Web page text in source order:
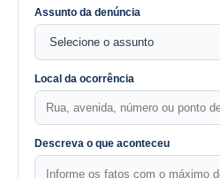
Assunto da denúncia
Local da ocorrência
Descreva o que aconteceu